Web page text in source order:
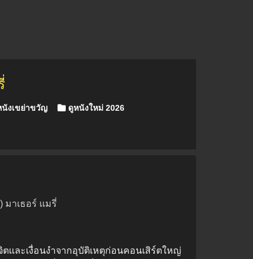
งเขย่าขวัญ ดูหนังใหม่ 2026
มาเธอร์ แมรี่
ตและเงื่อนงำจากอุบัติเหตุก่อนคอนเสิร์ตใหญ่